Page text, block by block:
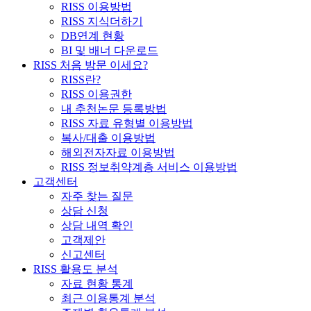
RISS 이용방법
RISS 지식더하기
DB연계 현황
BI 및 배너 다운로드
RISS 처음 방문 이세요?
RISS란?
RISS 이용권한
내 추천논문 등록방법
RISS 자료 유형별 이용방법
복사/대출 이용방법
해외전자자료 이용방법
RISS 정보취약계층 서비스 이용방법
고객센터
자주 찾는 질문
상담 신청
상담 내역 확인
고객제안
신고센터
RISS 활용도 분석
자료 현황 통계
최근 이용통계 분석